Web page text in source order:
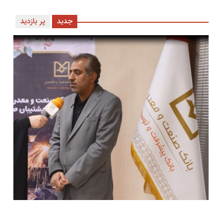
پر بازدید جدید